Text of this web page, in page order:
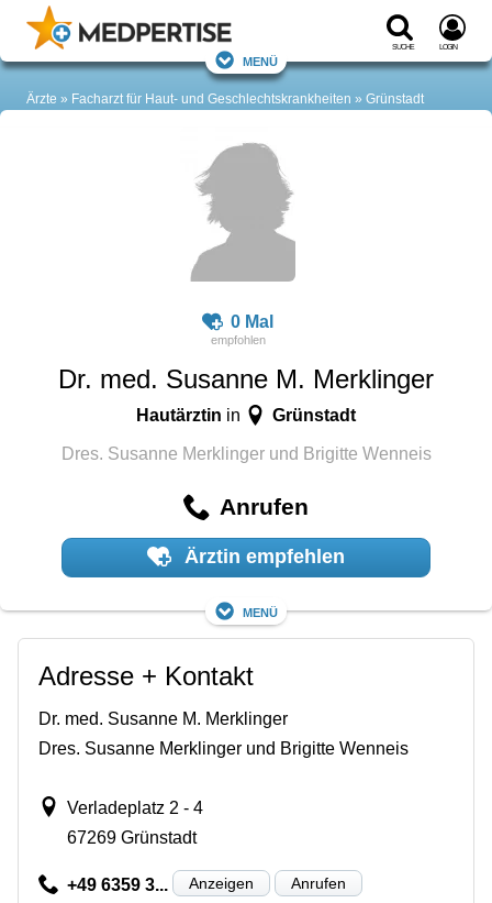
Suche Login
Menü
Ärzte Facharzt für Haut- und Geschlechtskrankheiten Grünstadt
0 Mal
Dr. med. Susanne M. Merklinger
Hautärztin in Grünstadt
Dres. Susanne Merklinger und Brigitte Wenneis
Anrufen
Ärztin empfehlen
Menü
Adresse + Kontakt
Dr. med. Susanne M. Merklinger
Dres. Susanne Merklinger und Brigitte Wenneis
Verladeplatz 2 - 4
67269 Grünstadt
+49 6359 3... Anzeigen Anrufen